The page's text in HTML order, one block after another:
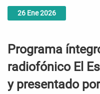
26 Ene2026
Programa
radiofónico El
y presentado